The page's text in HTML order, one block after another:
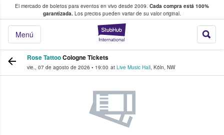
El mercado de boletos para eventos en vivo desde 2009. Cada compra está 100%
garantizada. Los precios pueden variar de su valor original.
StubHub: donde
Menú
fans compran y venden boletos
Rose TattooCologne Tickets
vie., 07 de agosto de 2026 • 19:00 at Live Music Hall, Köln, NW